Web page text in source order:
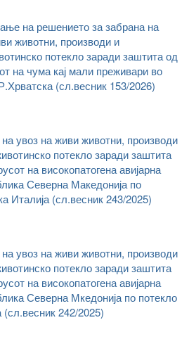
на решението за забрана на
животни, производи и
потекло заради заштита од
на чума кај мали преживари во
(сл.весник 153/2026)
увоз на живи животни, производи
потекло заради заштита
на високопатогена авијарна
Северна Македонија по
Италија (сл.весник 243/2025)
увоз на живи животни, производи
потекло заради заштита
на високопатогена авијарна
Северна Мкедонија по потекло
242/2025)